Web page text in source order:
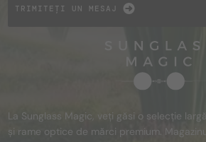
TRIMITEȚI UN MESAJ
La Sunglass Magic, veți găsi o selecție
și rame optice de mărci premium.